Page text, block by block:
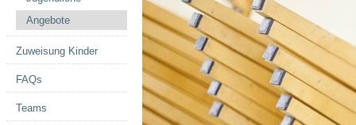
Angebote
Zuweisung Kinder
FAQs
Teams